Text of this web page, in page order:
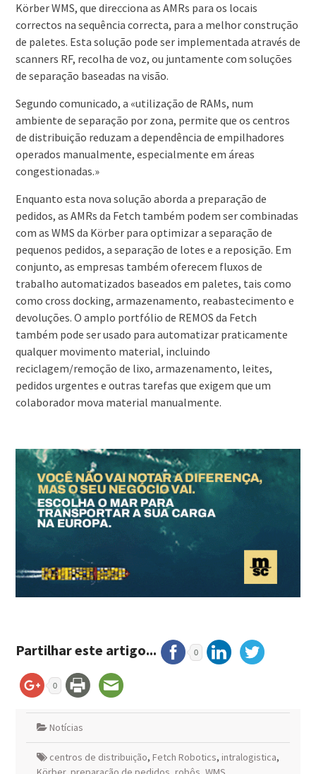
Körber WMS, que direcciona as AMRs para os locais
correctos na sequência correcta, para a melhor construção
de paletes. Esta solução pode ser implementada através de
scanners RF, recolha de voz, ou juntamente com soluções
de separação baseadas na visão.
Segundo comunicado, a «utilização de RAMs, num
ambiente de separação por zona, permite que os centros
de distribuição reduzam a dependência de empilhadores
operados manualmente, especialmente em áreas
congestionadas.»
Enquanto esta nova solução aborda a preparação de
pedidos, as AMRs da Fetch também podem ser combinadas
com as WMS da Körber para optimizar a separação de
pequenos pedidos, a separação de lotes e a reposição. Em
conjunto, as empresas também oferecem fluxos de
trabalho automatizados baseados em paletes, tais como
como cross docking, armazenamento, reabastecimento e
devoluções. O amplo portfólio de REMOS da Fetch
também pode ser usado para automatizar praticamente
qualquer movimento material, incluindo
reciclagem/remoção de lixo, armazenamento, leites,
pedidos urgentes e outras tarefas que exigem que um
colaborador mova material manualmente.
Partilhar este artigo... 0
0
Notícias
centros de distribuição, Fetch Robotics, intralogistica,